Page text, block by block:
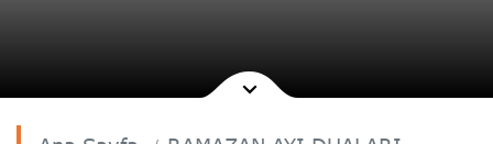
Kurdî